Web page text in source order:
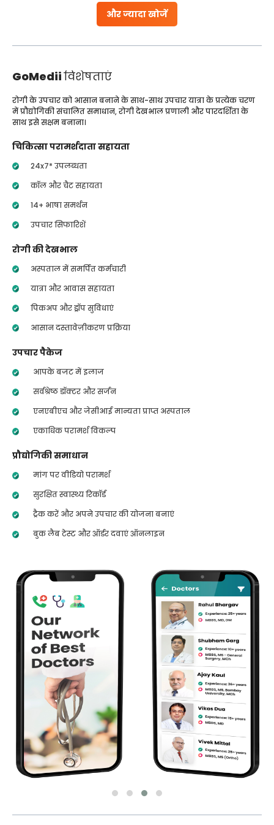
और ज्यादा खोजें
GoMediiविशेषताएं
रोगी के उपचार को आसान बनाने के साथ-साथ उपचार यात्रा के प्रत्येक चरण
में प्रौद्योगिकी संचालित समाधान, रोगी देखभाल प्रणाली और पारदर्शिता के
साथ इसे सक्षम बनाना।
चिकित्सा परामर्शदाता सहायता
24x7* उपलब्धता
कॉल और चैट सहायता
14+ भाषा समर्थन
उपचार सिफारिशें
रोगी की देखभाल
अस्पताल में समर्पित कर्मचारी
यात्रा और आवास सहायता
पिकअप और ड्रॉप सुविधाएं
आसान दस्तावेज़ीकरण प्रक्रिया
उपचार पैकेज
आपके बजट में इलाज
सर्वश्रेष्ठ डॉक्टर और सर्जन
एनएबीएच और जेसीआई मान्यता प्राप्त अस्पताल
एकाधिक परामर्श विकल्प
प्रौद्योगिकी समाधान
मांग पर वीडियो परामर्श
सुरक्षित स्वास्थ्य रिकॉर्ड
ट्रैक करें और अपने उपचार की योजना बनाएं
बुक लैब टेस्ट और ऑर्डर दवाएं ऑनलाइन